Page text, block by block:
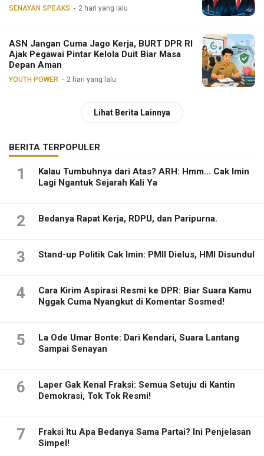
SENAYAN SPEAKS 2 hari yang lalu
ASN Jangan Cuma Jago Kerja, BURT DPR RI
Ajak Pegawai Pintar Kelola Duit Biar Masa
Depan Aman
YOUTH POWER 2 hari yang lalu
Lihat Berita Lainnya
BERITA TERPOPULER
1
Kalau Tumbuhnya dari Atas? ARH: Hmm… Cak Imin
Lagi Ngantuk Sejarah Kali Ya
2 Bedanya Rapat Kerja, RDPU, dan Paripurna.
3 Stand-up Politik Cak Imin: PMII Dielus, HMI Disundul
4
Cara Kirim Aspirasi Resmi ke DPR: Biar Suara Kamu
Nggak Cuma Nyangkut di Komentar Sosmed!
5
La Ode Umar Bonte: Dari Kendari, Suara Lantang
Sampai Senayan
6
Laper Gak Kenal Fraksi: Semua Setuju di Kantin
Demokrasi, Tok Tok Resmi!
7
Fraksi Itu Apa Bedanya Sama Partai? Ini Penjelasan
Simpel!